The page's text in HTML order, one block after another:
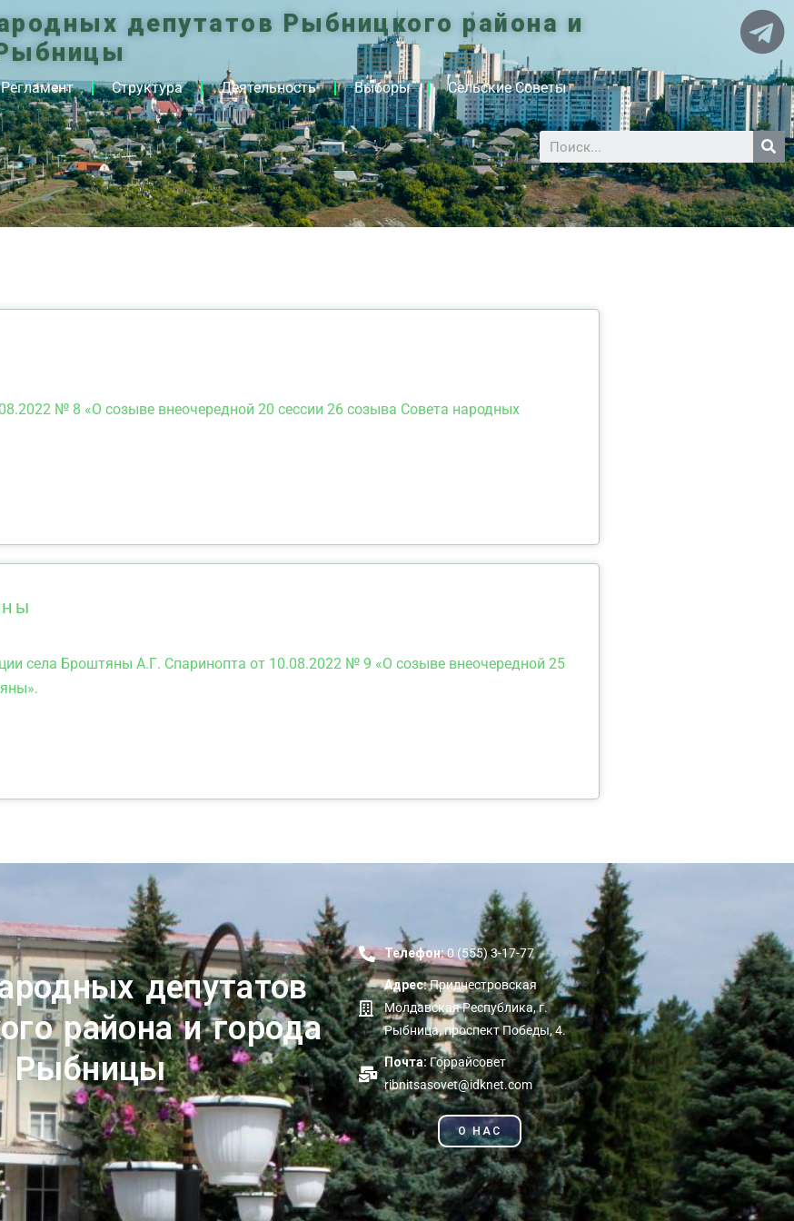
депутатов Рыбницкого района и
Регламент Структура Деятельность Выборы Сельские Советы
№ 8 «О созыве внеочередной 20 сессии 26 созыва Совета народных
села Броштяны А.Г. Спаринопта от 10.08.2022 № 9 «О созыве внеочередной 25
депутатов
района и города
Рыбницы
Телефон:0 (555) 3-17-77
Адрес:Приднестровская
Молдавская Республика, г.
Рыбница, проспект Победы, 4.
Почта:Горрайсовет
ribnitsasovet@idknet.com
О НАС